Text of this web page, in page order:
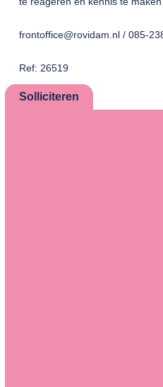
frontoffice@rovidam.nl / 085-
Ref: 26519
Solliciteren